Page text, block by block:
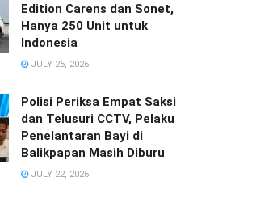
Edition Carens dan Sonet,
Hanya 250 Unit untuk
Indonesia
JULY 25, 2026
Polisi Periksa Empat Saksi
dan Telusuri CCTV, Pelaku
Penelantaran Bayi di
Balikpapan Masih Diburu
JULY 22, 2026